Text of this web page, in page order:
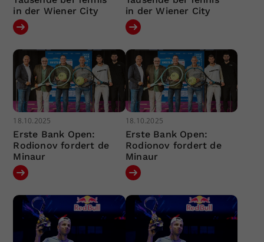
in der Wiener City
in der Wiener City
18.10.2025
Erste Bank Open:
Rodionov fordert de
Minaur
18.10.2025
Erste Bank Open:
Rodionov fordert de
Minaur